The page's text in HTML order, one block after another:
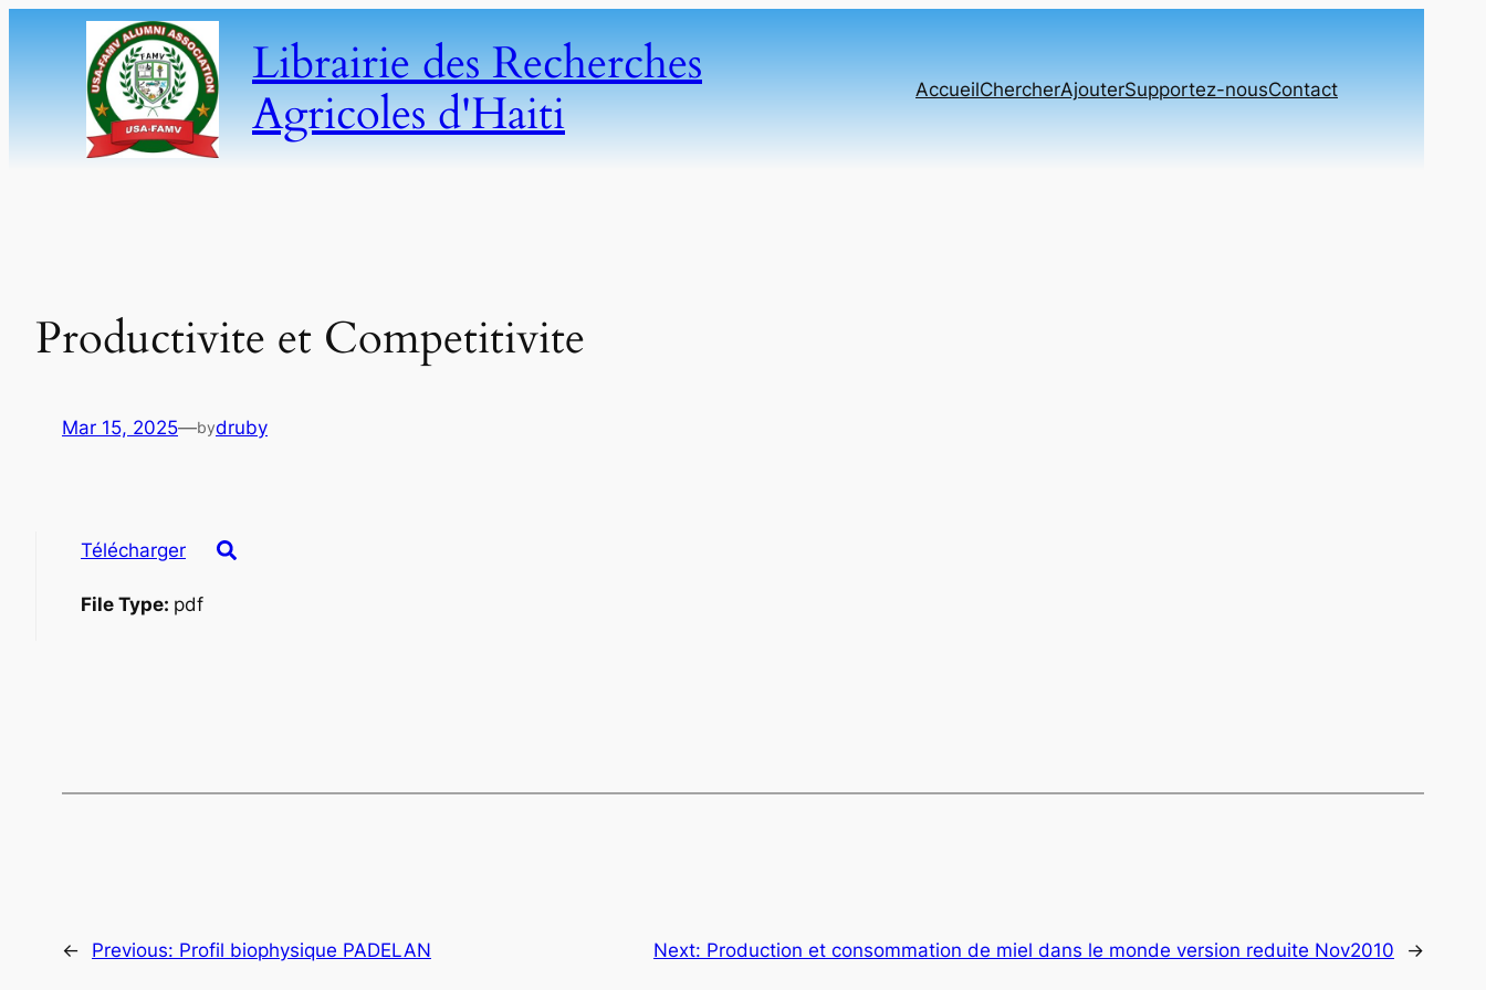
Librairie des Recherches
Agricoles d'Haiti
AccueilChercherAjouterSupportez-nousContact
Productivite et Competitivite
Mar 15, 2025—bydruby
Télécharger
File Type: pdf
← Previous: Profil biophysique PADELAN Next: Production et consommation de miel dans le monde version reduite Nov2010 →